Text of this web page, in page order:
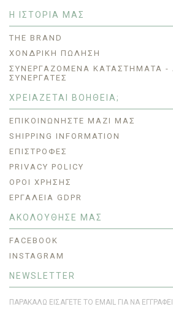
Η ΙΣΤΟΡΙΑ ΜΑΣ
THE BRAND
ΧΟΝΔΡΙΚΗ ΠΩΛΗΣΗ
ΣΥΝΕΡΓΑΖΌΜΕΝΑ ΚΑΤΑΣΤΉΜΑΤΑ -
ΣΥΝΕΡΓΆΤΕΣ
ΧΡΕΙΑΖΕΤΑΙ ΒΟΗΘΕΙΑ;
ΕΠΙΚΟΙΝΩΝΉΣΤΕ ΜΑΖΊ ΜΑΣ
SHIPPING INFORMATION
ΕΠΙΣΤΡΟΦΈΣ
PRIVACY POLICY
ΟΡΟΙ ΧΡΗΣΗΣ
ΕΡΓΑΛΕΊΑ GDPR
ΑΚΟΛΟΥΘΗΣΕ ΜΑΣ
FACEBOOK
INSTAGRAM
NEWSLETTER
ΠΑΡΑΚΑΛΏ ΕΙΣΆΓΕΤΕ ΤΟ EMAIL ΓΙΑ ΝΑ